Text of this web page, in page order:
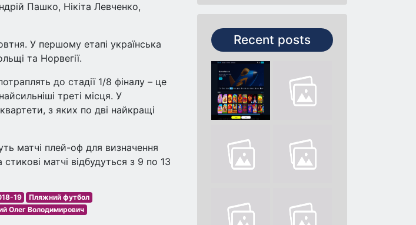
Recent posts
Пашко, Нікіта Левченко,
У першому етапі українська
та Норвегії.
до стадії 1/8 фіналу – це
треті місця. У
з яких по дві найкращі
матчі плей-оф для визначення
матчі відбудуться з 9 по 13
19
Пляжний футбол
Олег Володимирович